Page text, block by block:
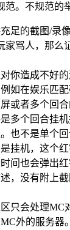
。不规范的
足的截图/录
家骂人，那么
你造成不好
如在娱乐匹配
或者多个回
多个回合挂
也不是单个
挂机，这个
间也会弹出红
，没有附上
只会处理MC
外的服务器